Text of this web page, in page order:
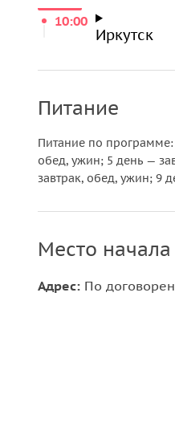
10:00
Иркутск
Питание
Питание по
обед, ужин; 5 день —
завтрак, обед, ужин; 9
Место начала
Адрес: По